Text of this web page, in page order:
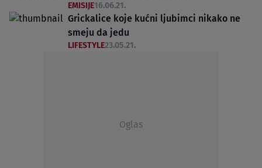
EMISIJE16.06.21.
Grickalice koje kućni ljubimci nikako ne
smeju da jedu
LIFESTYLE23.05.21.
Oglas